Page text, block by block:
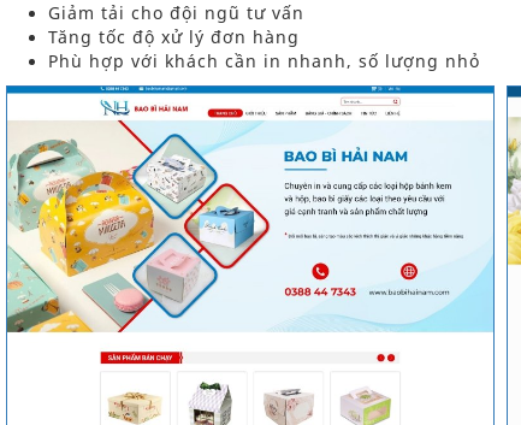
Giảm tải cho đội ngũ tư vấn
Tăng tốc độ xử lý đơn hàng
Phù hợp với khách cần in nhanh, số lượng nhỏ